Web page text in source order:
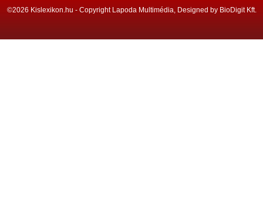
©2026 Kislexikon.hu - Copyright Lapoda Multimédia, Designed by BioDigit Kft.